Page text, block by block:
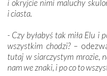
i okryjcie nimi maluchy
i ciasta.
- Czy byłabyś tak miła Elu i
wszystkim chodzi? –
tutaj w siarczystym mrozie,
nam we znaki, i po co to